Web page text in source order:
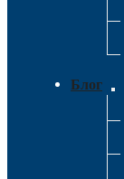
Блог